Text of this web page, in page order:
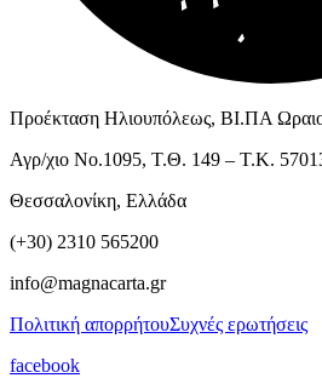
Προέκταση Ηλιουπόλεως, ΒΙ.ΠΑ
Αγρ/χιο Νο.1095, Τ.Θ. 149 – Τ.Κ.
Θεσσαλονίκη, Ελλάδα
(+30) 2310 565200
info@magnacarta.gr
Πολιτική απορρήτουΣυχνές ερωτήσεις
facebook